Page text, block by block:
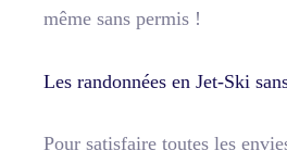
même sans permis !
Les randonnées en Jet-Ski
Pour satisfaire toutes les